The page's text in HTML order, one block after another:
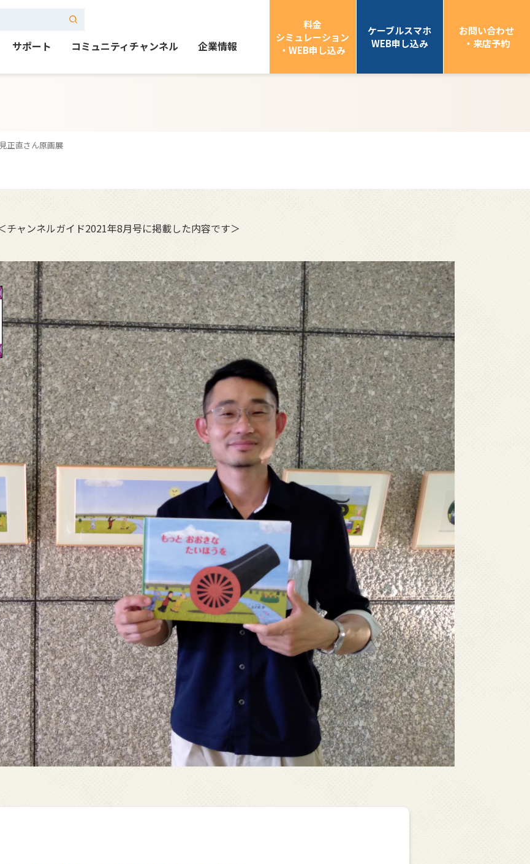
サポート コミュニティチャンネル 企業情報
料金
シミュレーション
・WEB申し込み
ケーブルスマホ
WEB申し込み
お問い合わせ
・来店予約
正直さん原画展
チャンネルガイド2021年8月号に掲載した内容です＞